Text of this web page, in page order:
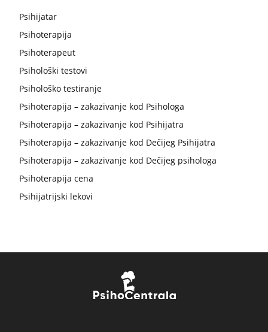
Psihijatar
Psihoterapija
Psihoterapeut
Psihološki testovi
Psihološko testiranje
Psihoterapija – zakazivanje kod Psihologa
Psihoterapija – zakazivanje kod Psihijatra
Psihoterapija – zakazivanje kod Dečijeg Psihijatra
Psihoterapija – zakazivanje kod Dečijeg psihologa
Psihoterapija cena
Psihijatrijski lekovi